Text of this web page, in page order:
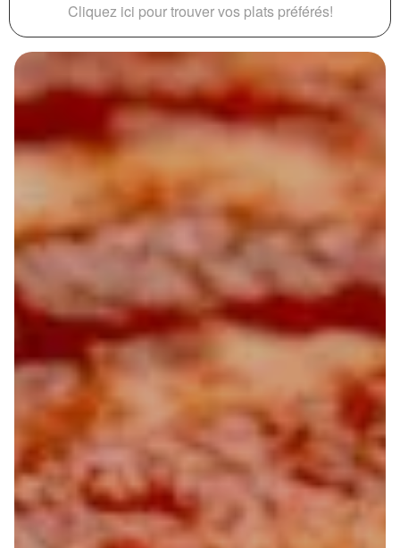
Cliquez ici pour trouver vos plats préférés!